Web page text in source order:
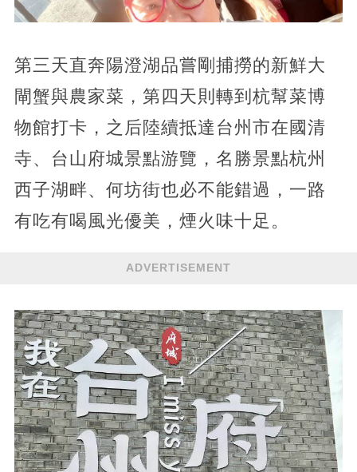
第三天直奔陽澄湖品嘗剛捕撈的新鮮大
閘蟹與農家菜，第四天則轉到杭幫菜博
物館打卡，之后陸續抵達台州市在國清
寺、台山府城景點游覽，名勝景點杭州
西子湖畔、何坊街也必不能錯過，一路
有吃有喝風光優美，煙火味十足。
ADVERTISEMENT